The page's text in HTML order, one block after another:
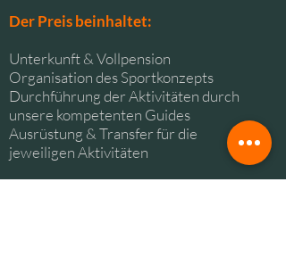
Der Preis beinhaltet:
Unterkunft & Vollpension
Organisation des Sportkonzepts
Durchführung der Aktivitäten durch
unsere kompetenten Guides
Ausrüstung & Transfer für die
jeweiligen Aktivitäten